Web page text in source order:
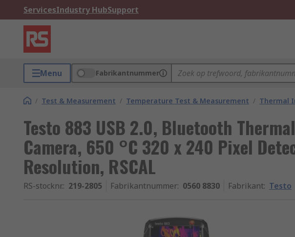
ServicesIndustry HubSupport
Menu Fabrikantnummer
/ Test & Measurement / Temperature Test & Measurement / Thermal
Testo 883 USB 2.0, Bluetooth
Camera, 650 °C 320 x 240 Pixel
Resolution, RSCAL
RS-stocknr.: 219-2805 Fabrikantnummer: 0560 8830 Fabrikant: Testo